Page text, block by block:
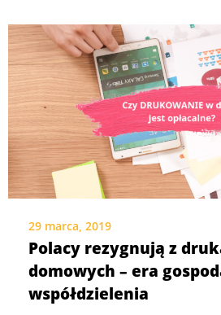
29 marca, 2019
Polacy rezygnują z
domowych – era
współdzielenia